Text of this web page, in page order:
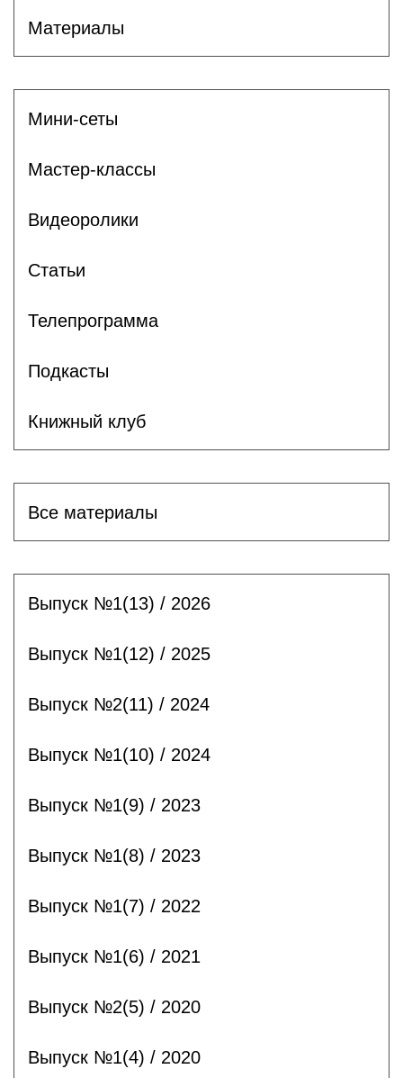
Материалы
Мини-сеты
Мастер-классы
Видеоролики
Статьи
Телепрограмма
Подкасты
Книжный клуб
Все материалы
Выпуск №1(13) / 2026
Выпуск №1(12) / 2025
Выпуск №2(11) / 2024
Выпуск №1(10) / 2024
Выпуск №1(9) / 2023
Выпуск №1(8) / 2023
Выпуск №1(7) / 2022
Выпуск №1(6) / 2021
Выпуск №2(5) / 2020
Выпуск №1(4) / 2020